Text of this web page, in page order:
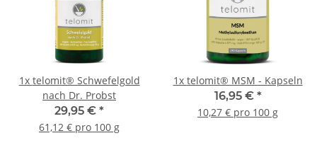
1x telomit® Schwefelgold
nach Dr. Probst
29,95 € *
61,12 € pro 100 g
1x telomit® MSM - Kapseln
16,95 € *
10,27 € pro 100 g